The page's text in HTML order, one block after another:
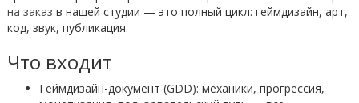
на заказ в нашей студии — это полный цикл: геймдизайн, арт,
код, звук, публикация.
Что входит
Геймдизайн-документ (GDD): механики, прогрессия,